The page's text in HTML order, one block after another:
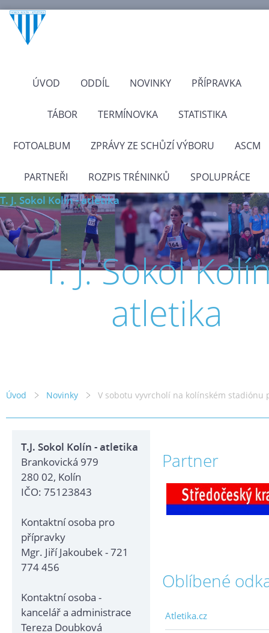
ÚVOD ODDÍL NOVINKY PŘÍPRAVKA
TÁBOR TERMÍNOVKA STATISTIKA
FOTOALBUM ZPRÁVY ZE SCHŮZÍ VÝBORU ASCM
PARTNEŘI ROZPIS TRÉNINKŮ SPOLUPRÁCE
T. J. Sokol Kolín - atletika
T. J. Sokol
atletika
Úvod Novinky V sobotu vyvrcholí na kolínském stadiónu
T.J. Sokol Kolín - atletika
Brankovická 979
280 02, Kolín
IČO: 75123843
Kontaktní osoba pro
přípravky
Mgr. Jiří Jakoubek - 721
774 456
Kontaktní osoba -
kancelář a administrace
Tereza Doubková
Partner
Oblíbené
Atletika.cz